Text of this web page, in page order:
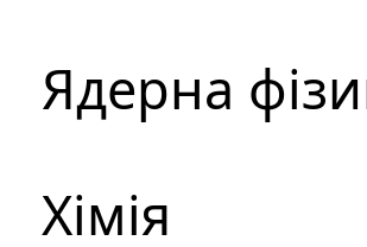
Ядерна
Хімія